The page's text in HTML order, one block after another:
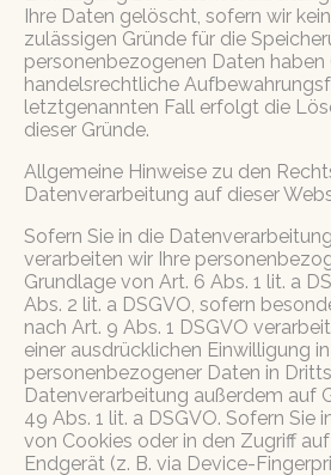
Ihre Daten gelöscht, sofern wir
zulässigen Gründe für die
personenbezogenen Daten haben
handelsrechtliche
letztgenannten Fall erfolgt die
dieser Gründe.
Allgemeine Hinweise zu den
Datenverarbeitung auf dieser
Sofern Sie in die
verarbeiten wir Ihre
Grundlage von Art. 6 Abs. 1 lit. a
Abs. 2 lit. a DSGVO, sofern
nach Art. 9 Abs. 1 DSGVO
einer ausdrücklichen Einwilligung
personenbezogener Daten in
Datenverarbeitung außerdem auf
49 Abs. 1 lit. a DSGVO. Sofern Sie
von Cookies oder in den Zugriff
Endgerät (z. B. via Device-